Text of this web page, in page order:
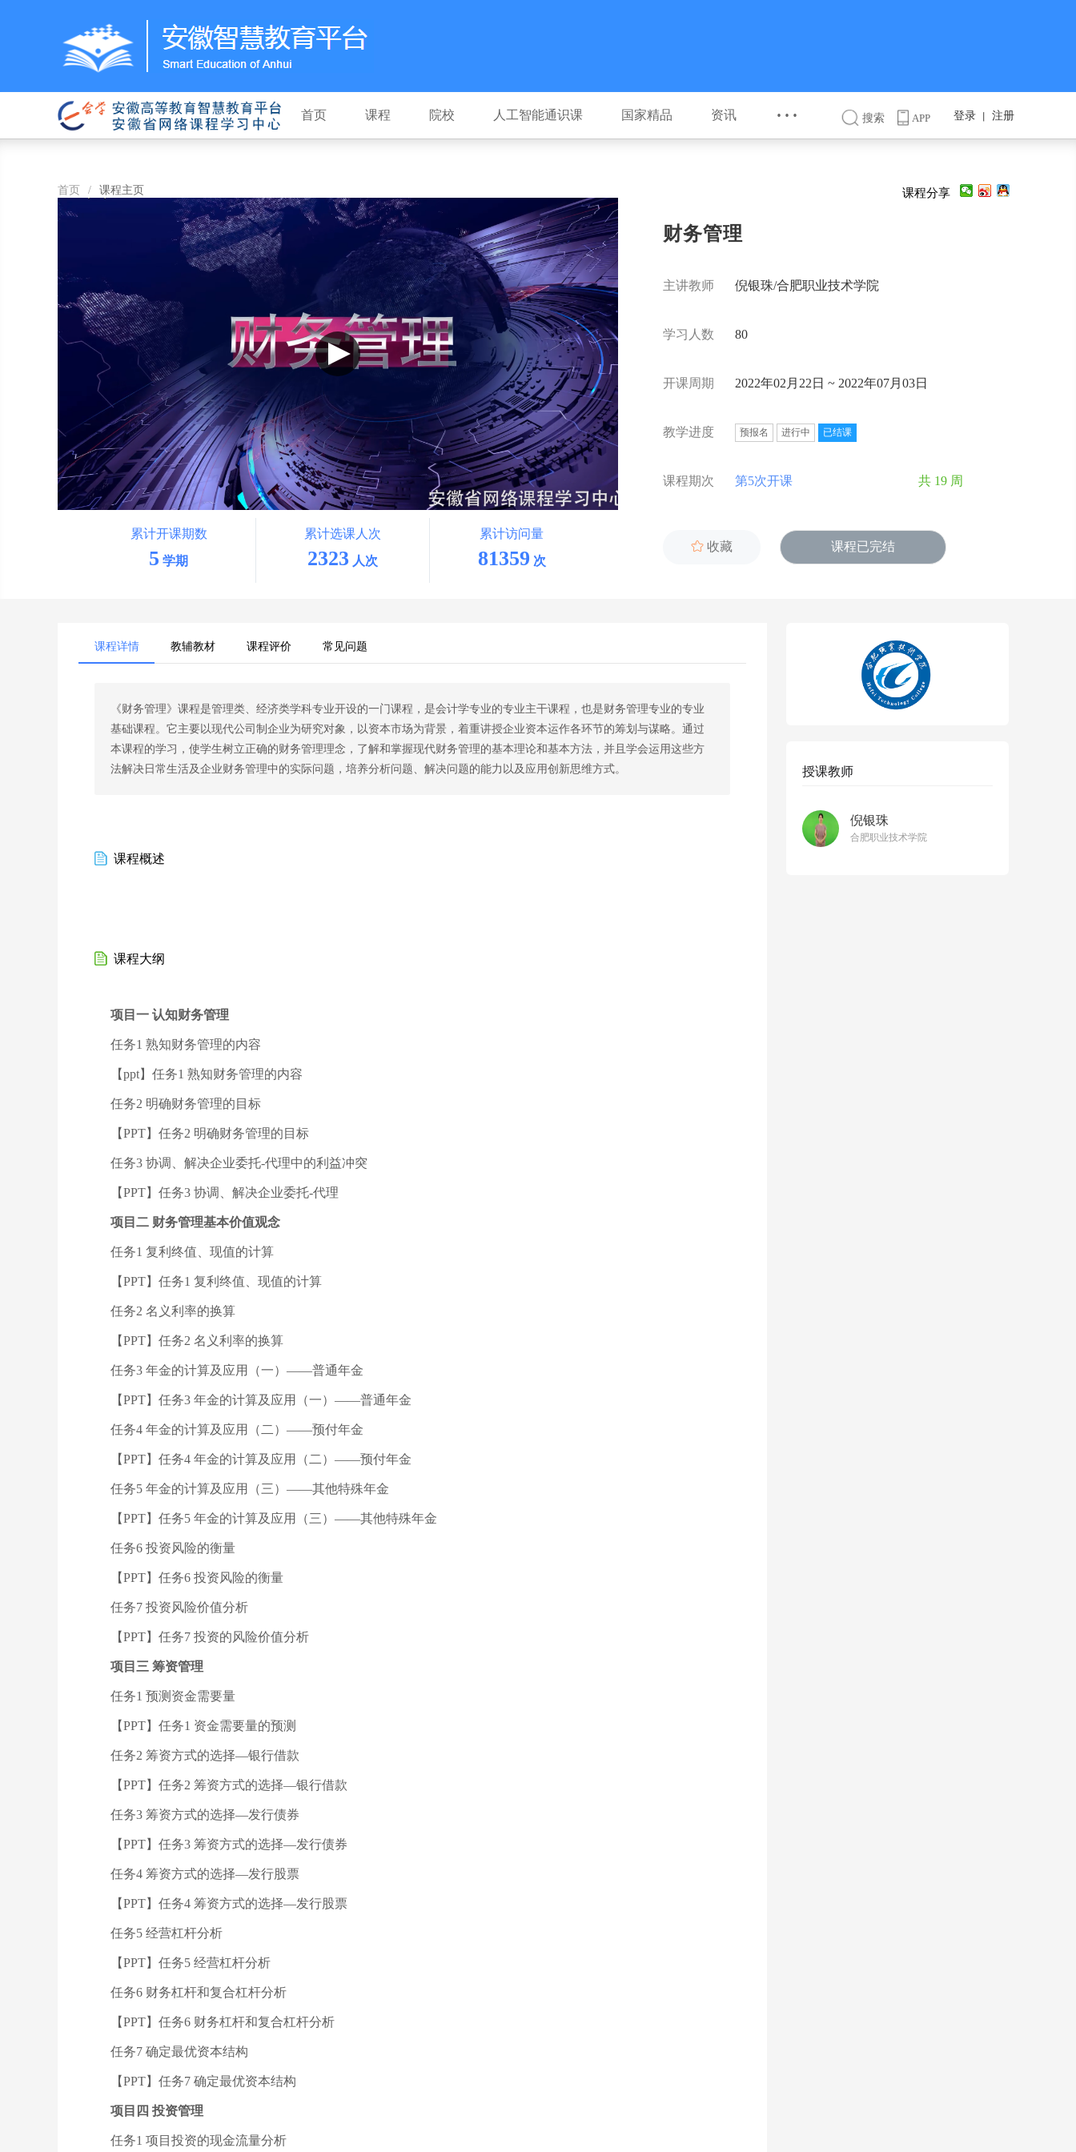
首页 课程 院校 人工智能通识课 国家精品 资讯 ··· 搜索 APP 登录 注册
首页 / 课程主页
累计开课期数
5 学期
累计选课人次
2323 人次
累计访问量
81359 次
课程分享
财务管理
主讲教师 倪银珠/合肥职业技术学院
学习人数 80
开课周期 2022年02月22日 ~ 2022年07月03日
教学进度 预报名 进行中 已结课
课程期次 第5次开课 共 19 周
 收藏 课程已完结
课程详情 教辅教材 课程评价 常见问题
《财务管理》课程是管理类、经济类学科专业开设的一门课程，是会计学专业的专业主干课程，也是财务管理专业的专业
基础课程。它主要以现代公司制企业为研究对象，以资本市场为背景，着重讲授企业资本运作各环节的筹划与谋略。通过
本课程的学习，使学生树立正确的财务管理理念，了解和掌握现代财务管理的基本理论和基本方法，并且学会运用这些方
法解决日常生活及企业财务管理中的实际问题，培养分析问题、解决问题的能力以及应用创新思维方式。
课程概述
课程大纲
项目一 认知财务管理
任务1 熟知财务管理的内容
【ppt】任务1 熟知财务管理的内容
任务2 明确财务管理的目标
【PPT】任务2 明确财务管理的目标
任务3 协调、解决企业委托-代理中的利益冲突
【PPT】任务3 协调、解决企业委托-代理
项目二 财务管理基本价值观念
任务1 复利终值、现值的计算
【PPT】任务1 复利终值、现值的计算
任务2 名义利率的换算
【PPT】任务2 名义利率的换算
任务3 年金的计算及应用（一）——普通年金
【PPT】任务3 年金的计算及应用（一）——普通年金
任务4 年金的计算及应用（二）——预付年金
【PPT】任务4 年金的计算及应用（二）——预付年金
任务5 年金的计算及应用（三）——其他特殊年金
【PPT】任务5 年金的计算及应用（三）——其他特殊年金
任务6 投资风险的衡量
【PPT】任务6 投资风险的衡量
任务7 投资风险价值分析
【PPT】任务7 投资的风险价值分析
项目三 筹资管理
任务1 预测资金需要量
【PPT】任务1 资金需要量的预测
任务2 筹资方式的选择—银行借款
【PPT】任务2 筹资方式的选择—银行借款
任务3 筹资方式的选择—发行债券
【PPT】任务3 筹资方式的选择—发行债券
任务4 筹资方式的选择—发行股票
【PPT】任务4 筹资方式的选择—发行股票
任务5 经营杠杆分析
【PPT】任务5 经营杠杆分析
任务6 财务杠杆和复合杠杆分析
【PPT】任务6 财务杠杆和复合杠杆分析
任务7 确定最优资本结构
【PPT】任务7 确定最优资本结构
项目四 投资管理
任务1 项目投资的现金流量分析
授课教师
倪银珠
合肥职业技术学院